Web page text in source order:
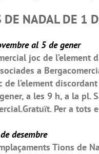
DE NADAL DE 1
al 5 de gener
joc de l’element
a
l’element discordant
a les 9 h, a la pl.
Per a tots
desembre
Tions de